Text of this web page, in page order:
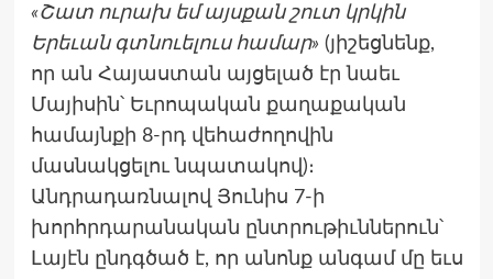
«Շատ ուրախ եմ այսքան շուտ կրկին
Երեւան գտնուելուս համար» (յիշեցնենք,
որ ան Հայաստան այցելած էր նաեւ
Մայիսին՝ Եւրոպական քաղաքական
համայնքի 8-րդ վեհաժողովին
մասնակցելու նպատակով)։
Անդրադառնալով Յունիս 7-ի
խորհրդարանական ընտրութիւններուն՝
Լայէն ընդգծած է, որ անոնք անգամ մը եւս